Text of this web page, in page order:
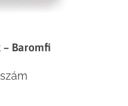
Baromfi